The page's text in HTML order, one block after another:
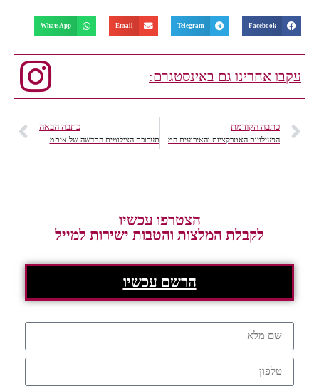
Facebook
Telegram
Email
WhatsApp
עקבו אחרינו גם באינסטגרם:
כתבה הקודמת כתבה הבאה
הצטרפו עכשיו
לקבלת המלצות והטבות ישירות למייל
הרשם עכשיו